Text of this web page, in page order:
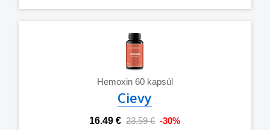
Hemoxin 60 kapsúl
Cievy
16.49 € 23.59 € -30%